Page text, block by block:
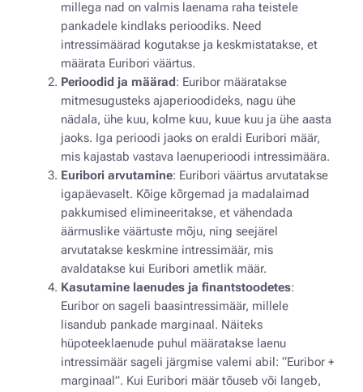
millega nad on valmis laenama raha teistele
pankadele kindlaks perioodiks. Need
intressimäärad kogutakse ja keskmistatakse, et
määrata Euribori väärtus.
Perioodid ja määrad: Euribor määratakse
mitmesugusteks ajaperioodideks, nagu ühe
nädala, ühe kuu, kolme kuu, kuue kuu ja ühe aasta
jaoks. Iga perioodi jaoks on eraldi Euribori määr,
mis kajastab vastava laenuperioodi intressimäära.
Euribori arvutamine: Euribori väärtus arvutatakse
igapäevaselt. Kõige kõrgemad ja madalaimad
pakkumised elimineeritakse, et vähendada
äärmuslike väärtuste mõju, ning seejärel
arvutatakse keskmine intressimäär, mis
avaldatakse kui Euribori ametlik määr.
Kasutamine laenudes ja finantstoodetes:
Euribor on sageli baasintressimäär, millele
lisandub pankade marginaal. Näiteks
hüpoteeklaenude puhul määratakse laenu
intressimäär sageli järgmise valemi abil: “Euribor +
marginaal”. Kui Euribori määr tõuseb või langeb,